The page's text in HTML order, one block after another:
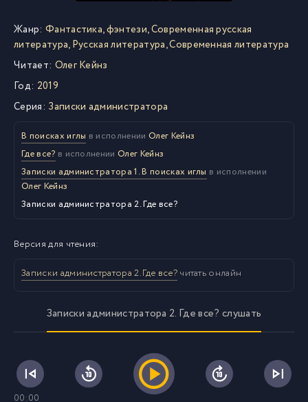
Жанр: Фантастика, фэнтези,Современная русская
литература,Русская литература,Современная литература
Читает: Олег Кейнз
Год: 2019
Серия: Записки администратора
В поисках иглы в исполнении Олег Кейнз
Где все? в исполненииОлег Кейнз
Записки администратора 1. В поисках иглы в исполнении
Олег Кейнз
Записки администратора 2. Где все?
Версия для чтения:
Записки администратора 2. Где все?читать онлайн
Записки администратора 2. Где все? слушать
00:00